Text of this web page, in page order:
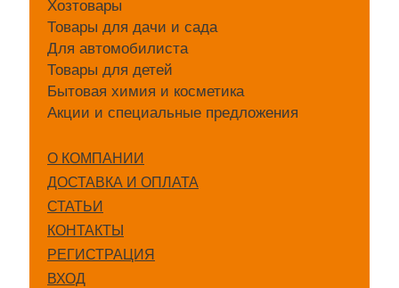
Хозтовары
Товары для дачи и сада
Для автомобилиста
Товары для детей
Бытовая химия и косметика
Акции и специальные предложения
О КОМПАНИИ
ДОСТАВКА И ОПЛАТА
СТАТЬИ
КОНТАКТЫ
РЕГИСТРАЦИЯ
ВХОД